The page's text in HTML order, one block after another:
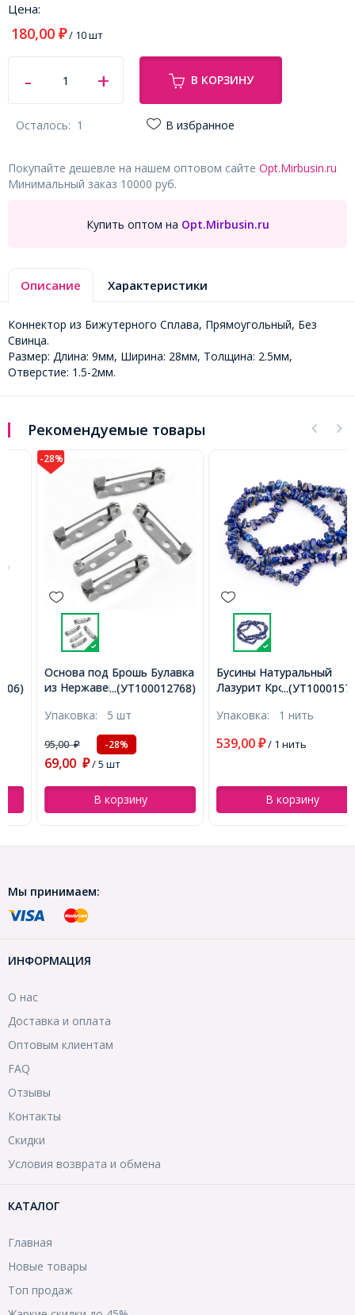
Цена:
180,00 ₽/ 10 шт
В КОРЗИНУ
Осталось: 1 В избранное
Покупайте дешевле на нашем оптовом сайте Opt.Mirbusin.ru
Минимальный заказ 10000 руб.
Купить оптом на Opt.Mirbusin.ru
Описание Характеристики
Коннектор из Бижутерного Сплава, Прямоугольный, Без
Свинца.
Размер: Длина: 9мм, Ширина: 28мм, Толщина: 2.5мм,
Отверстие: 1.5-2мм.
Рекомендуемые товары
...(УТ100012768)
Основа под Брошь Булавка
из Нержавеющей Стали, с
19x5x5мм, Пин 0.8мм,
Упаковка:5 шт
95,00₽ -28%
69,00 ₽/ 5 шт
В корзину
...(УТ100015712)
Бусины Натуральный
Лазурит Крошка, Класс В,
Отверстие 0.4мм, около
Упаковка:1 нить
539,00₽/ 1 нить
В корзину
Мы принимаем:
ИНФОРМАЦИЯ
О нас
Доставка и оплата
Оптовым клиентам
FAQ
Отзывы
Контакты
Скидки
Условия возврата и обмена
КАТАЛОГ
Главная
Новые товары
Топ продаж